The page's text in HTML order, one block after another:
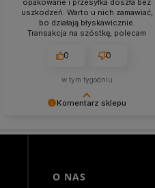
Komentarz sklepu
ciepło oceniłeś naszą pracę. Mamy
pozdrawiamy, Morowo Team
opakowane i przesyłka doszła bez
uszkodzeń. Warto u nich zamawiać,
bo działają błyskawicznie.
Transakcja na szóstkę, polecam
0 0
w tym tygodniu
O NAS